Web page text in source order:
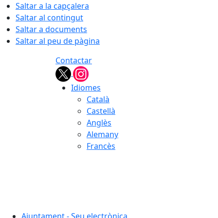
Saltar a la capçalera
Saltar al contingut
Saltar a documents
Saltar al peu de pàgina
Contactar
Idiomes
Català
Castellà
Anglès
Alemany
Francès